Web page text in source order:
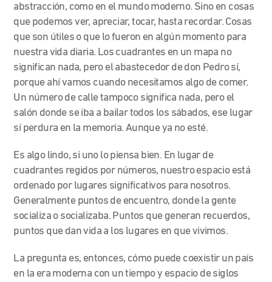
abstracción, como en el mundo moderno. Sino en cosas
que podemos ver, apreciar, tocar, hasta recordar. Cosas
que son útiles o que lo fueron en algún momento para
nuestra vida diaria. Los cuadrantes en un mapa no
significan nada, pero el abastecedor de don Pedro sí,
porque ahí vamos cuando necesitamos algo de comer.
Un número de calle tampoco significa nada, pero el
salón donde se iba a bailar todos los sábados, ese lugar
sí perdura en la memoria. Aunque ya no esté.
Es algo lindo, si uno lo piensa bien. En lugar de
cuadrantes regidos por números, nuestro espacio está
ordenado por lugares significativos para nosotros.
Generalmente puntos de encuentro, donde la gente
socializa o socializaba. Puntos que generan recuerdos,
puntos que dan vida a los lugares en que vivimos.
La pregunta es, entonces, cómo puede coexistir un país
en la era moderna con un tiempo y espacio de siglos